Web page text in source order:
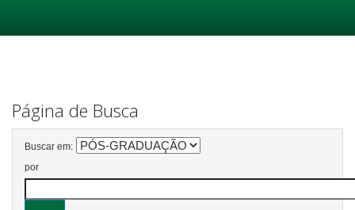
Página de Busca
Buscar em:
por